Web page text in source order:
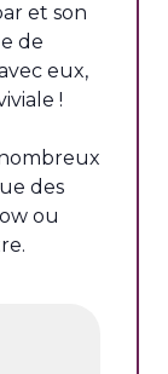
et son
de
eux,
!
des
ou